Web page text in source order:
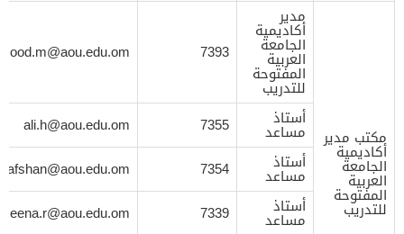
مكتب مدير
أكاديمية
الجامعة
العربية
المفتوحة
للتدريب
مدير
أكاديمية
الجامعة
العربية
المفتوحة
للتدريب
7393
أستاذ
مساعد 7355
ali.h@aou.edu.om
أستاذ
مساعد 7354
afshan@aou.edu.om
أستاذ
مساعد 7339